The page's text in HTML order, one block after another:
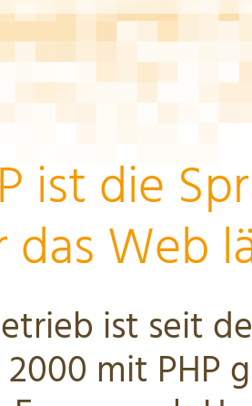
ist die
das Web
ist seit
2000 mit PHP